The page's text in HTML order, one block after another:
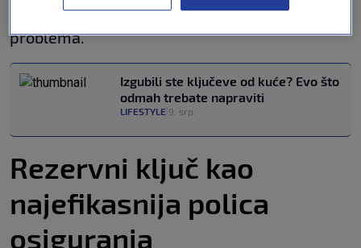
uvijek dolazi prije tehničkog rješavanja
problema.
Izgubili ste ključeve od kuće? Evo što
odmah trebate napraviti
LIFESTYLE 9. srp.
Rezervni ključ kao
najefikasnija polica
osiguranja